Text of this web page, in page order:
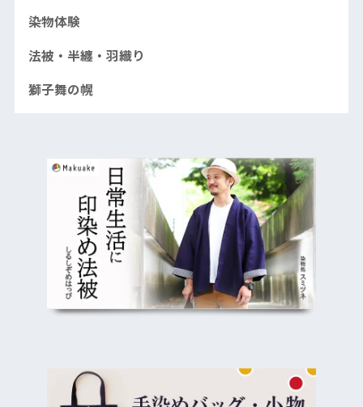
染物体験
法被・半纏・羽織り
獅子舞の幌